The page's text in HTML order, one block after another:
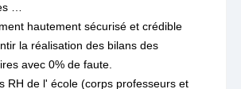
…
hautement sécurisé et crédible
la réalisation des bilans des
avec 0% de faute.
RH de l' école (corps professeurs et